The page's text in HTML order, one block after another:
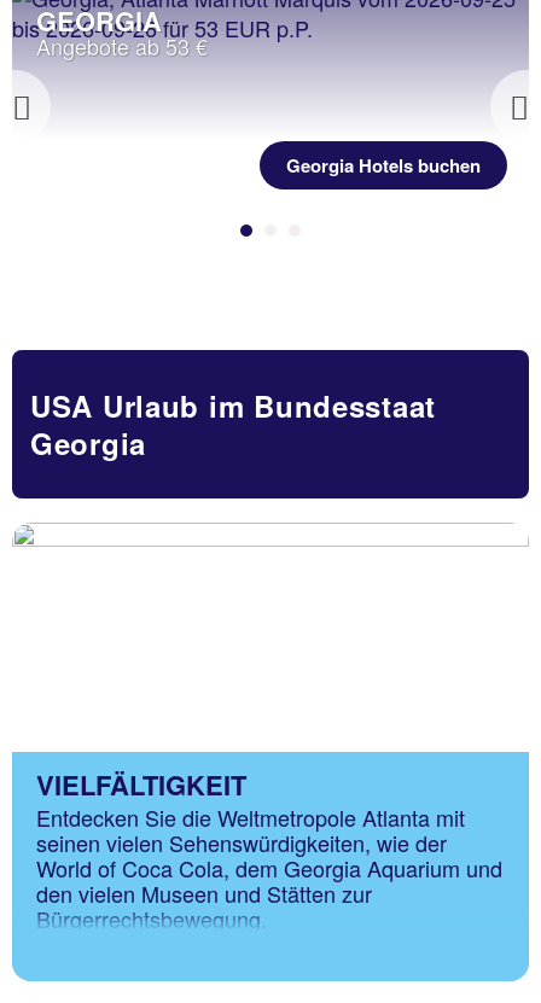
Previous
GEORGIA
Angebote ab 53 €
Georgia Hotels buchen
USA Urlaub im Bundesstaat
Georgia
VIELFÄLTIGKEIT
Entdecken Sie die Weltmetropole Atlanta mit
seinen vielen Sehenswürdigkeiten, wie der
World of Coca Cola, dem Georgia Aquarium und
den vielen Museen und Stätten zur
Bürgerrechtsbewegung.